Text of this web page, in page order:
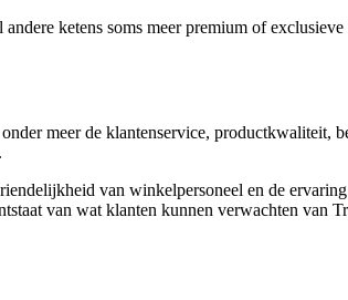
andere ketens soms meer premium of
meer de klantenservice, productkwaliteit,
van winkelpersoneel en de
van wat klanten kunnen verwachten van